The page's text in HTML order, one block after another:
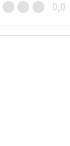
0,0